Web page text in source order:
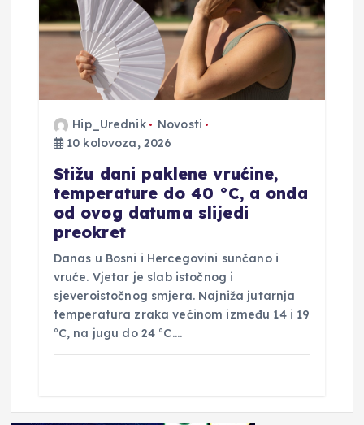
Hip_Urednik
Novosti
10 kolovoza, 2026
Stižu dani paklene vrućine,
temperature do 40 °C, a onda
od ovog datuma slijedi
preokret
Danas u Bosni i Hercegovini sunčano i
vruće. Vjetar je slab istočnog i
sjeveroistočnog smjera. Najniža jutarnja
temperatura zraka većinom između 14 i 19
°C, na jugu do 24 °C.…